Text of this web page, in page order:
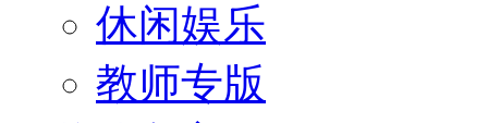
休闲娱乐
教师专版